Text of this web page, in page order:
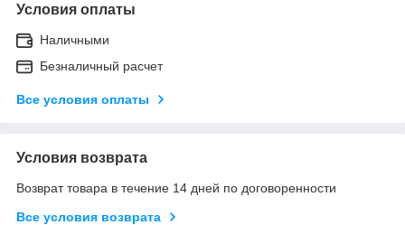
Условия оплаты
Наличными
Безналичный расчет
Все условия оплаты
Условия возврата
Возврат товара в течение 14 дней по договоренности
Все условия возврата